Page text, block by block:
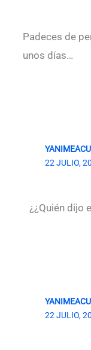
Padeces de
unos días…
22 JULIO,
¿¿Quién dijo
22 JULIO,